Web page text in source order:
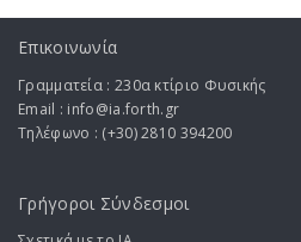
Επικοινωνία
Γραμματεία : 230α κτίριο Φυσικής
Email : info@ia.forth.gr
Τηλέφωνο : (+30) 2810 394200
Γρήγοροι Σύνδεσμοι